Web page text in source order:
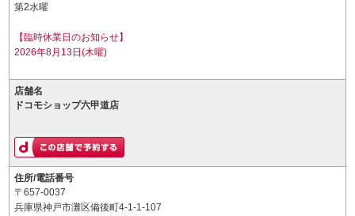
第2水曜
【臨時休業日のお知らせ】
2026年8月13日(木曜)
店舗名
ドコモショップ六甲道店
住所/電話番号
〒657-0037
兵庫県神戸市灘区備後町4-1-1-107